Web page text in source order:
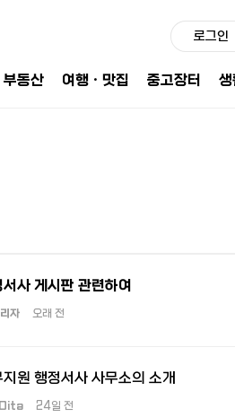
로그인
부동산 여행ㆍ맛집 중고장터
사 게시판 관련하여
자 오래 전
원 행정서사 사무소의 소개
24일 전